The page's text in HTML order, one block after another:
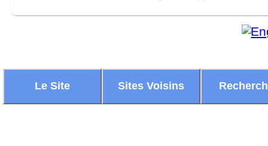
Le Site Sites Voisins